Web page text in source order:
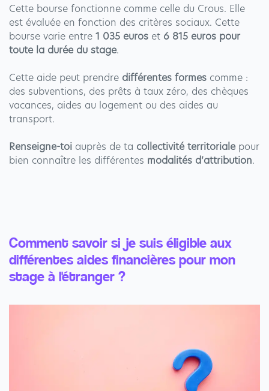
Cette bourse fonctionne comme celle du Crous. Elle
est évaluée en fonction des critères sociaux. Cette
bourse varie entre 1 035 euros et 6 815 euros pour
toute la durée du stage.
Cette aide peut prendre différentes formes comme :
des subventions, des prêts à taux zéro, des chèques
vacances, aides au logement ou des aides au
transport.
Renseigne-toi auprès de ta collectivité territoriale pour
bien connaître les différentes modalités d’attribution.
Comment savoir si je suis éligible aux
différentes aides financières pour mon
stage à l'étranger ?